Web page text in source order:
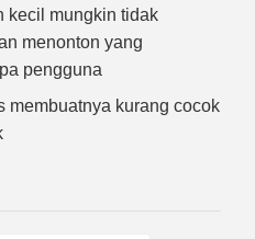
kecil mungkin tidak
menonton yang
pengguna
membuatnya kurang cocok